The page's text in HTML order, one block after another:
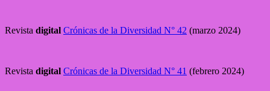
Revista digital Crónicas de la Diversidad N° 42 (marzo 2024)
Revista digital Crónicas de la Diversidad N° 41 (febrero 2024)